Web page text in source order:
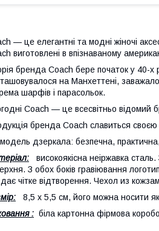
— це елегантні та модні жіночі
виготовлені в впізнаваному
бренда Coach бере початок у 40-х
на Манхеттені,
шарфів і парасольок.
Coach — це всесвітньо відомий
бренда Coach славиться своєю
дзеркала: безпечна,
високоякісна неіржавка
З обох боків гравіювання
чітке відтворення. Чехол из
8,5 х 5,5 см, його можна носити як
: біла картонна фірмова